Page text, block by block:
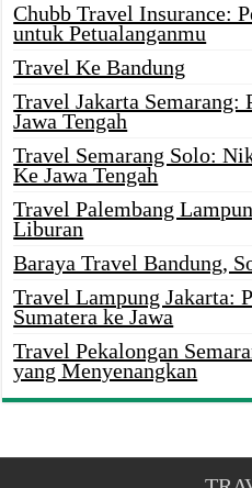
Chubb Travel Insurance:
untuk Petualanganmu
Travel Ke Bandung
Travel Jakarta Semarang:
Jawa Tengah
Travel Semarang Solo:
Ke Jawa Tengah
Travel Palembang
Liburan
Baraya Travel Bandung,
Travel Lampung Jakarta:
Sumatera ke Jawa
Travel Pekalongan
yang Menyenangkan